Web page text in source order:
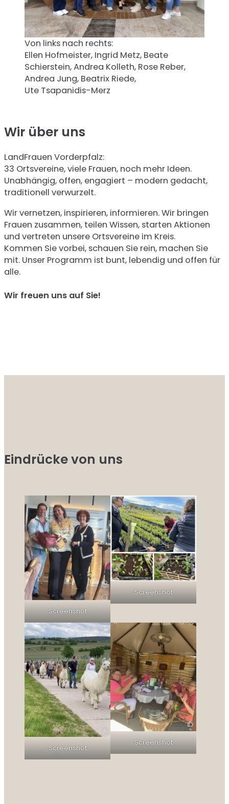
Von links nach rechts:
Ellen Hofmeister, Ingrid Metz, Beate
Schierstein, Andrea Kolleth, Rose Reber,
Andrea Jung, Beatrix Riede,
Ute Tsapanidis-Merz
Wir über uns
LandFrauen Vorderpfalz:
33 Ortsvereine, viele Frauen, noch mehr Ideen.
Unabhängig, offen, engagiert – modern gedacht,
traditionell verwurzelt.
Wir vernetzen, inspirieren, informieren. Wir bringen
Frauen zusammen, teilen Wissen, starten Aktionen
und vertreten unsere Ortsvereine im Kreis.
Kommen Sie vorbei, schauen Sie rein, machen Sie
mit. Unser Programm ist bunt, lebendig und offen für
alle.
Wir freuen uns auf Sie!
Eindrücke von uns
Screenshot
Screenshot
Screenshot
Screenshot